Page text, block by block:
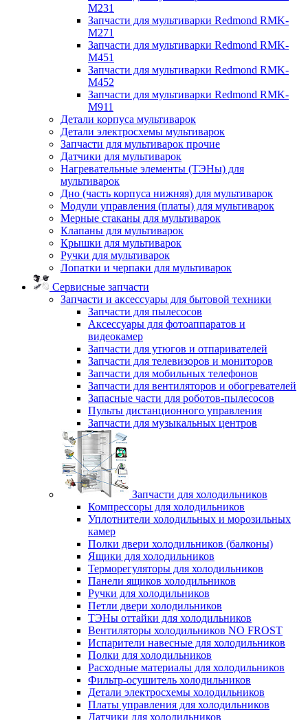
M231
Запчасти для мультиварки Redmond RMK-
M271
Запчасти для мультиварки Redmond RMK-
M451
Запчасти для мультиварки Redmond RMK-
M452
Запчасти для мультиварки Redmond RMK-
M911
Детали корпуса мультиварок
Детали электросхемы мультиварок
Запчасти для мультиварок прочие
Датчики для мультиварок
Нагревательные элементы (ТЭНы) для
мультиварок
Дно (часть корпуса нижняя) для мультиварок
Модули управления (платы) для мультиварок
Мерные стаканы для мультиварок
Клапаны для мультиварок
Крышки для мультиварок
Ручки для мультиварок
Лопатки и черпаки для мультиварок
Сервисные запчасти
Запчасти и аксессуары для бытовой техники
Запчасти для пылесосов
Аксессуары для фотоаппаратов и
видеокамер
Запчасти для утюгов и отпаривателей
Запчасти для телевизоров и мониторов
Запчасти для мобильных телефонов
Запчасти для вентиляторов и обогревателей
Запасные части для роботов-пылесосов
Пульты дистанционного управления
Запчасти для музыкальных центров
Запчасти для холодильников
Компрессоры для холодильников
Уплотнители холодильных и морозильных
камер
Полки двери холодильников (балконы)
Ящики для холодильников
Терморегуляторы для холодильников
Панели ящиков холодильников
Ручки для холодильников
Петли двери холодильников
ТЭНы оттайки для холодильников
Вентиляторы холодильников NO FROST
Испарители навесные для холодильников
Полки для холодильников
Расходные материалы для холодильников
Фильтр-осушитель холодильников
Детали электросхемы холодильников
Платы управления для холодильников
Датчики для холодильников